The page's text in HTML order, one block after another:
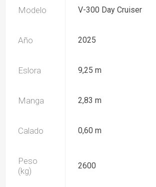
Modelo V-300 Day Cruiser
Año 2025
Eslora 9,25 m
Manga 2,83 m
Calado 0,60 m
Peso
(kg)
2600